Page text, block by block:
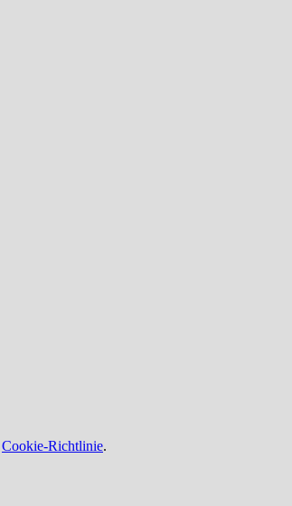
Cookie-Richtlinie.